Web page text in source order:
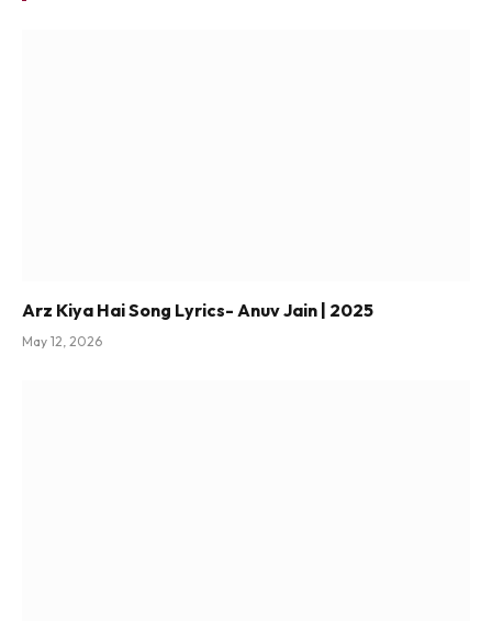
Arz Kiya Hai Song Lyrics- Anuv Jain | 2025
May 12, 2026